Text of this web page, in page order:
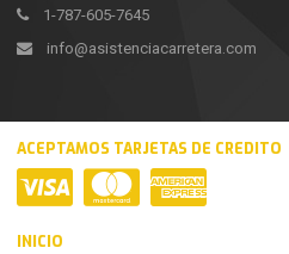
1-787-605-7645
info@asistenciacarretera.com
ACEPTAMOS TARJETAS DE CREDITO
INICIO